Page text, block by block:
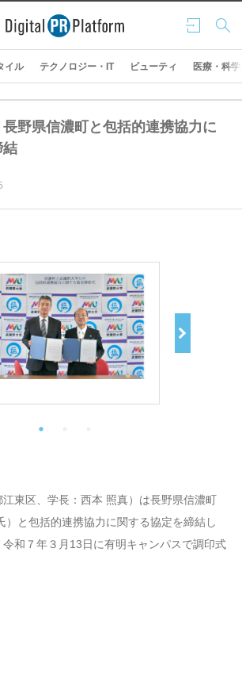
ログ
イン
検索
イル テクノロジー・IT ビューティ 医療・科学
長野県信濃町と包括的連携協力に
結
東区、学長：西本 照真）は長野県信濃町
）と包括的連携協力に関する協定を締結し
令和７年３月13日に有明キャンパスで調印式